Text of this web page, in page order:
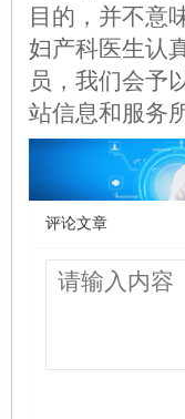
目的，并不意
妇产科医生认
员，我们会予
站信息和服务
评论文章